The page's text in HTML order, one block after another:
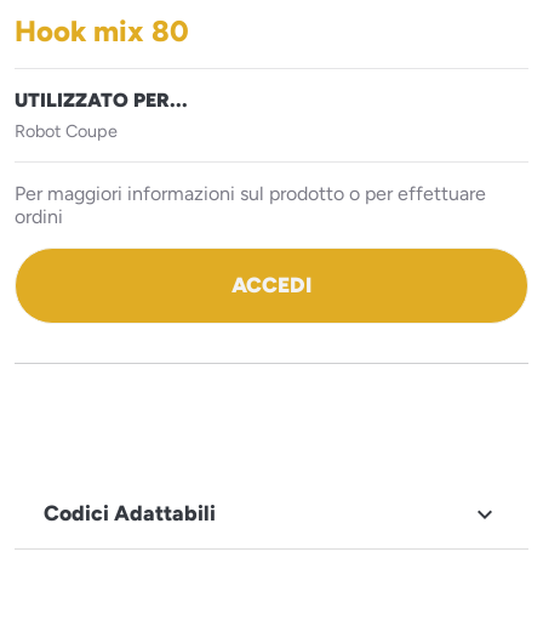
Hook mix 80
UTILIZZATO PER...
Robot Coupe
Per maggiori informazioni sul prodotto o per effettuare
ordini
ACCEDI
Codici Adattabili 